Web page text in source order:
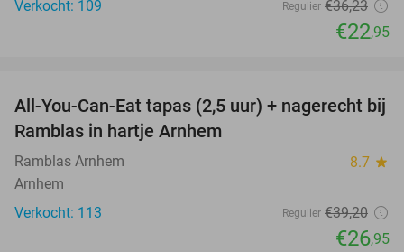
Verkocht: 109 Regulier €36,23
€22,95
31%
All-You-Can-Eat tapas (2,5 uur) + nagerecht bij
Ramblas in hartje Arnhem
Ramblas Arnhem 8.7 star
Arnhem
Verkocht: 113
Regulier €39,20
€26,95